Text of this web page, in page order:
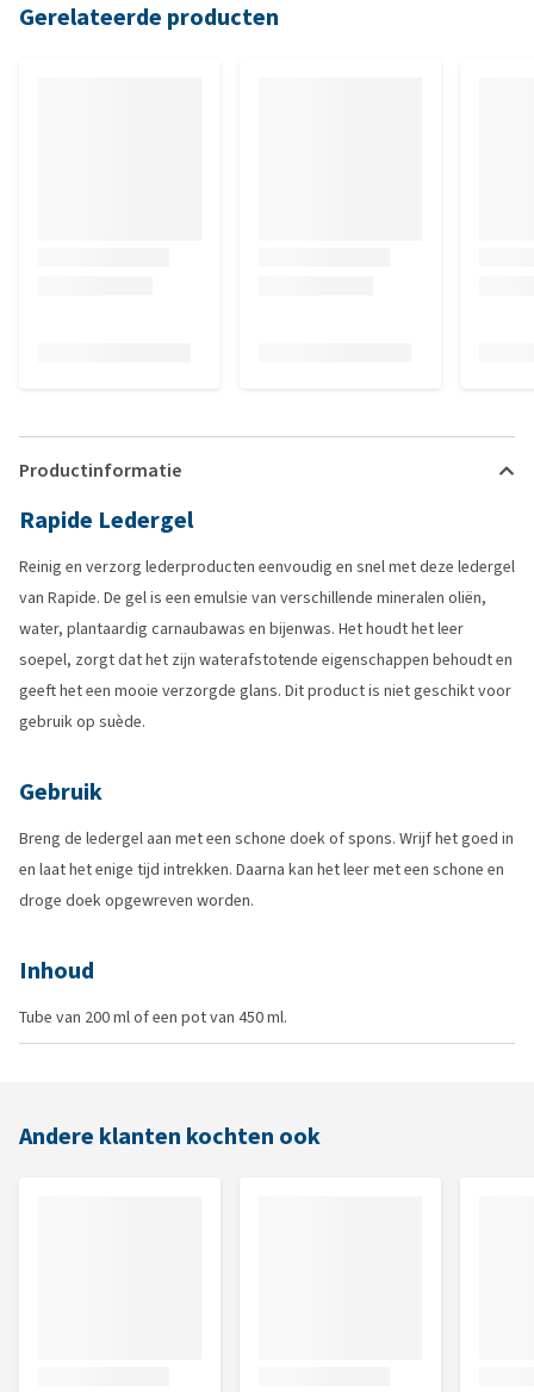
Gerelateerde producten
Productinformatie
Rapide Ledergel
Reinig en verzorg lederproducten eenvoudig en snel met deze ledergel
van Rapide. De gel is een emulsie van verschillende mineralen oliën,
water, plantaardig carnaubawas en bijenwas. Het houdt het leer
soepel, zorgt dat het zijn waterafstotende eigenschappen behoudt en
geeft het een mooie verzorgde glans. Dit product is niet geschikt voor
gebruik op suède.
Gebruik
Breng de ledergel aan met een schone doek of spons. Wrijf het goed in
en laat het enige tijd intrekken. Daarna kan het leer met een schone en
droge doek opgewreven worden.
Inhoud
Tube van 200 ml of een pot van 450 ml.
Andere klanten kochten ook